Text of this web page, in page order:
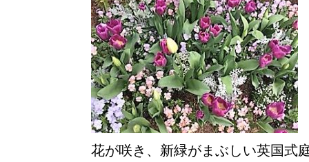
花が咲き、新緑がまぶしい英国式